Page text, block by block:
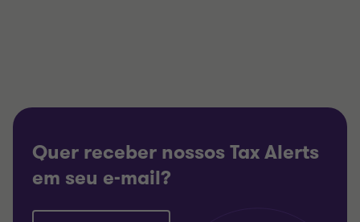
Quer receber nossos Tax Alerts
em seu e-mail?